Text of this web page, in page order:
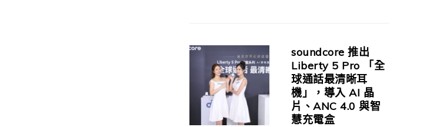
soundcore 推出
Liberty 5 Pro 「全
球通話最清晰耳
機」，導入 AI 晶
片、ANC 4.0 與智
慧充電盒